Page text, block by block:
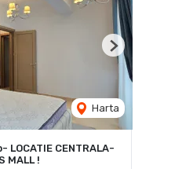
Harta
Next
LOCATIE CENTRALA-
MALL !